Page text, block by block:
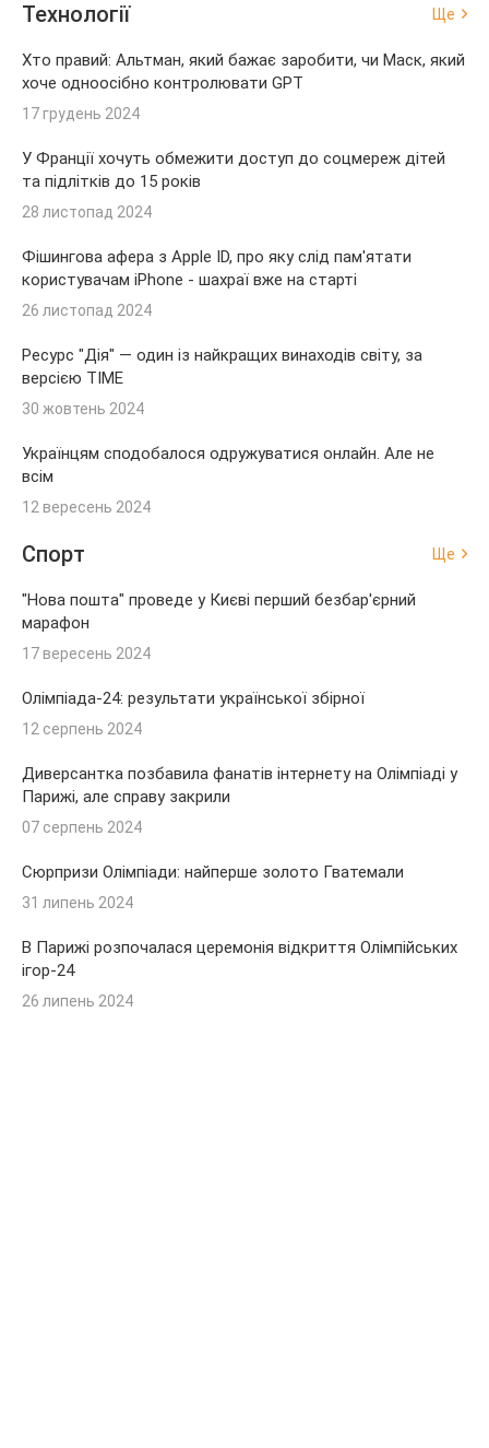
Технології Ще
Хто правий: Альтман, який бажає заробити, чи Маск, який
хоче одноосібно контролювати GPT
17 грудень 2024
У Франції хочуть обмежити доступ до соцмереж дітей
та підлітків до 15 років
28 листопад 2024
Фішингова афера з Apple ID, про яку слід пам'ятати
користувачам iPhone - шахраї вже на старті
26 листопад 2024
Ресурс "Дія" — один із найкращих винаходів світу, за
версією TIME
30 жовтень 2024
Українцям сподобалося одружуватися онлайн. Але не
всім
12 вересень 2024
Спорт Ще
"Нова пошта" проведе у Києві перший безбар'єрний
марафон
17 вересень 2024
Олімпіада-24: результати української збірної
12 серпень 2024
Диверсантка позбавила фанатів інтернету на Олімпіаді у
Парижі, але справу закрили
07 серпень 2024
Сюрпризи Олімпіади: найперше золото Гватемали
31 липень 2024
В Парижі розпочалася церемонія відкриття Олімпійських
ігор-24
26 липень 2024